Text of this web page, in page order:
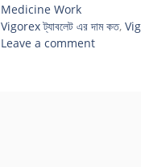
Categories
Medicine Work
Tags
Vigorex ট্যাবলেট এর দাম কত,
Leave a comment